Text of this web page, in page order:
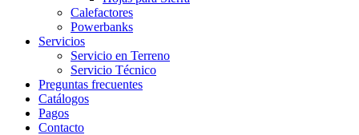
Calefactores
Powerbanks
Servicios
Servicio en Terreno
Servicio Técnico
Preguntas frecuentes
Catálogos
Pagos
Contacto